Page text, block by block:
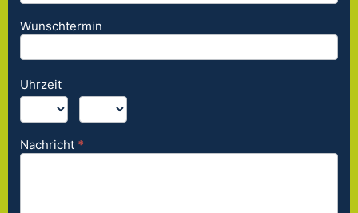
Wunschtermin
Uhrzeit
Nachricht *